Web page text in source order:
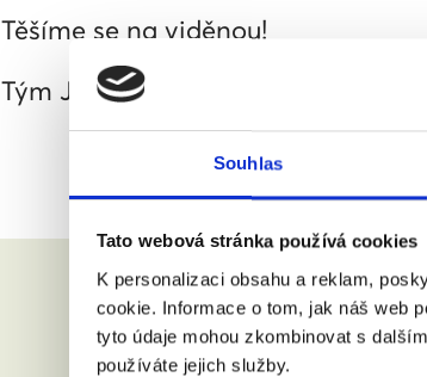
Souhlas
Tato webová stránka používá cookies
K personalizaci obsahu a reklam,
cookie. Informace o tom, jak náš web
tyto údaje mohou zkombinovat s
používáte jejich služby.
Těšíme se na viděnou!
Tým Jsme fér